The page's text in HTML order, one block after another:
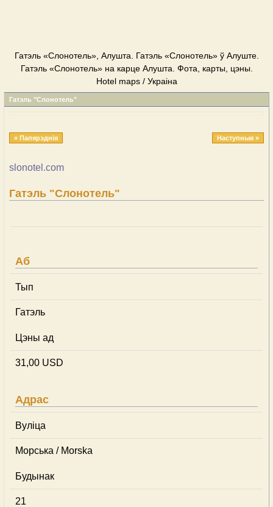
Гатэль «Слонотель», Алушта. Гатэль «Слонотель» ў Алуште.
Гатэль «Слонотель» на карце Алушта. Фота, карты, цэны.
Hotel maps / Украіна
Гатэль "Слонотель"
« Папярэднія Наступныя »
slonotel.com
Гатэль "Слонотель"
Аб
Тып
Гатэль
Цэны ад
31,00 USD
Адрас
Вуліца
Морська / Morska
Будынак
21